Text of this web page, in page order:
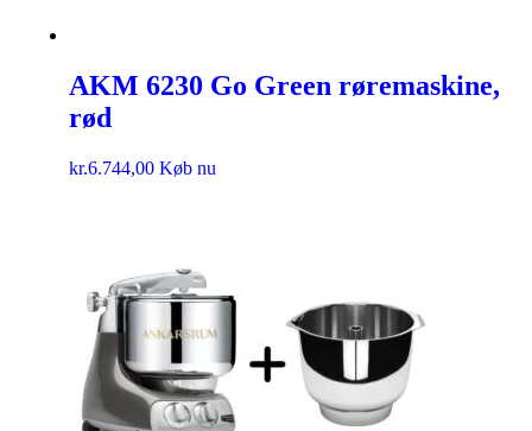
AKM 6230 Go Green røremaskine,
rød
kr.6.744,00 Køb nu